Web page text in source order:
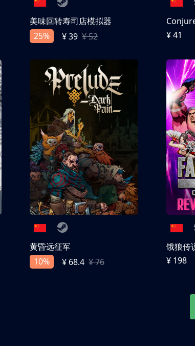
美味回转寿司店模拟器
25%
¥ 39 ¥ 52
¥ 41
黄昏远征军
10%
¥ 68.4 ¥ 76
¥ 198